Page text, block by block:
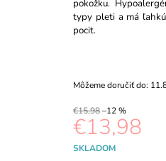
z
5
hviezdičiek.
pokožku.
typy pleti a má
pocit.
Môžeme doručiť do:
€15,98–12 %
€13,98
Jednotková
SKLADOM